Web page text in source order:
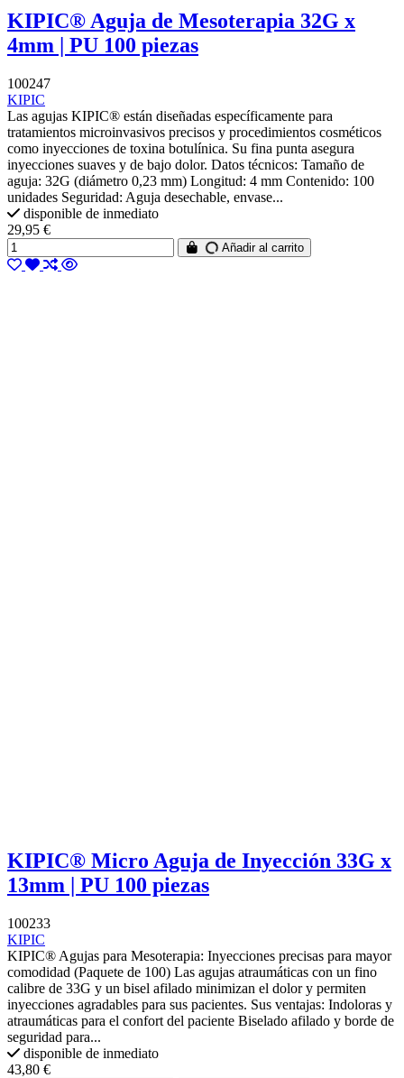
KIPIC® Aguja de Mesoterapia 32G x
4mm | PU 100 piezas
100247
KIPIC
Las agujas KIPIC® están diseñadas específicamente para
tratamientos microinvasivos precisos y procedimientos cosméticos
como inyecciones de toxina botulínica. Su fina punta asegura
inyecciones suaves y de bajo dolor. Datos técnicos: Tamaño de
aguja: 32G (diámetro 0,23 mm) Longitud: 4 mm Contenido: 100
unidades Seguridad: Aguja desechable, envase...
disponible de inmediato
29,95 €
Añadir al carrito
KIPIC® Micro Aguja de Inyección 33G x
13mm | PU 100 piezas
100233
KIPIC
KIPIC® Agujas para Mesoterapia: Inyecciones precisas para mayor
comodidad (Paquete de 100) Las agujas atraumáticas con un fino
calibre de 33G y un bisel afilado minimizan el dolor y permiten
inyecciones agradables para sus pacientes. Sus ventajas: Indoloras y
atraumáticas para el confort del paciente Biselado afilado y borde de
seguridad para...
disponible de inmediato
43,80 €